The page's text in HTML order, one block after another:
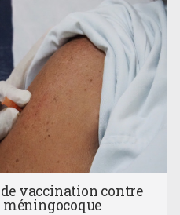
vaccination contre